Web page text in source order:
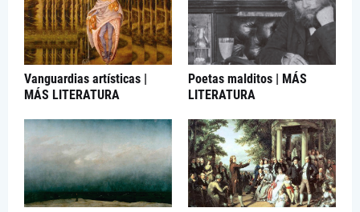
Vanguardias artísticas |
MÁS LITERATURA
Poetas malditos | MÁS
LITERATURA